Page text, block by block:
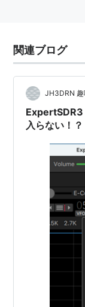
関連ブログ
JH3DRN
ExpertSDR3
入らない！？